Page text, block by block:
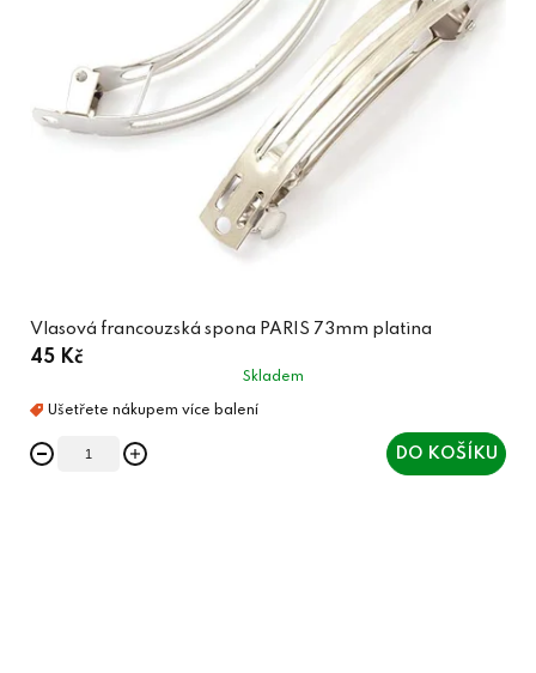
Vlasová francouzská spona PARIS 73mm platina
45 Kč
Skladem
DO KOŠÍKU